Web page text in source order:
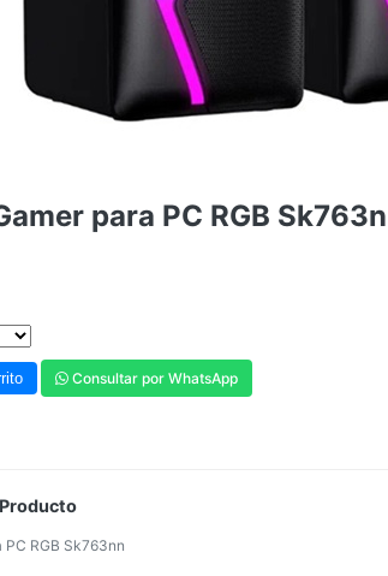
para PC RGB
Consultar por WhatsApp
PC RGB Sk763nn